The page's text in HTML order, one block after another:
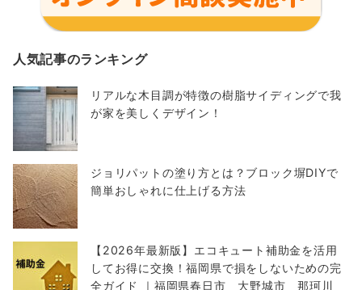
人気記事のランキング
リアルな木目調が特徴の樹脂サイディングで我
が家を美しくデザイン！
ジョリパットの塗り方とは？ブロック塀DIYで
簡単おしゃれに仕上げる方法
【2026年最新版】エコキュート補助金を活用
してお得に交換！福岡県で損をしないための完
全ガイド ｜福岡県春日市 大野城市 那珂川